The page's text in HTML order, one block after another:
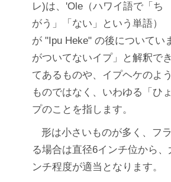
レ)は、'Ole（ハワイ語で「ち
がう」「ない」という単語）
が "Ipu Heke" の後についてい
がついてないイプ」と解釈で
てあるものや、イプヘケのよ
ものではなく、いわゆる「ひ
プのことを指します。
形は小さいものが多く、フ
る場合は直径6インチ位から
ンチ程度が適当となります。